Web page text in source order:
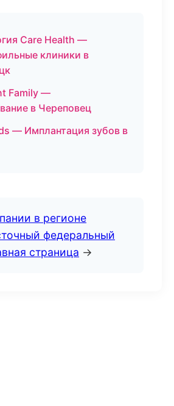
Care Health —
клиники в
Family —
в Череповец
— Имплантация зубов в
в регионе
федеральный
страница →